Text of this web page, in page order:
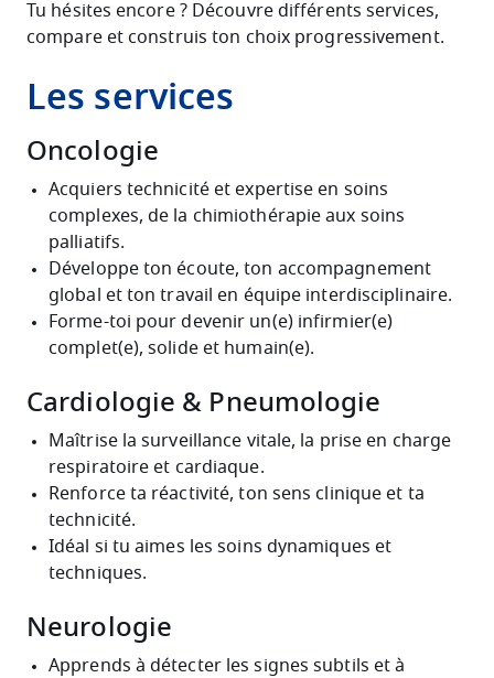
Tu hésites encore ? Découvre différents services,
compare et construis ton choix progressivement.
Les services
Oncologie
Acquiers technicité et expertise en soins
complexes, de la chimiothérapie aux soins
palliatifs.
Développe ton écoute, ton accompagnement
global et ton travail en équipe interdisciplinaire.
Forme-toi pour devenir un(e) infirmier(e)
complet(e), solide et humain(e).
Cardiologie & Pneumologie
Maîtrise la surveillance vitale, la prise en charge
respiratoire et cardiaque.
Renforce ta réactivité, ton sens clinique et ta
technicité.
Idéal si tu aimes les soins dynamiques et
techniques.
Neurologie
Apprends à détecter les signes subtils et à